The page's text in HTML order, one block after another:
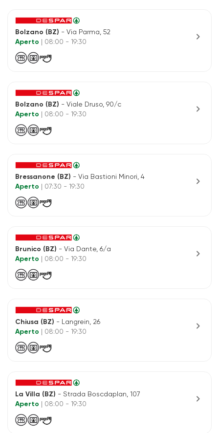
Bolzano (BZ) - Via Parma, 52
Aperto
| 08:00 - 19:30 chevron_right
Bolzano (BZ) - Viale Druso, 90/c
Aperto
| 08:00 - 19:30 chevron_right
Bressanone (BZ) - Via Bastioni Minori, 4
Aperto
| 07:30 - 19:30 chevron_right
Brunico (BZ) - Via Dante, 6/a
Aperto
| 08:00 - 19:30 chevron_right
Chiusa (BZ) - Langrein, 26
Aperto
| 08:00 - 19:30 chevron_right
La Villa (BZ) - Strada Boscdaplan, 107
Aperto
| 08:00 - 19:30 chevron_right